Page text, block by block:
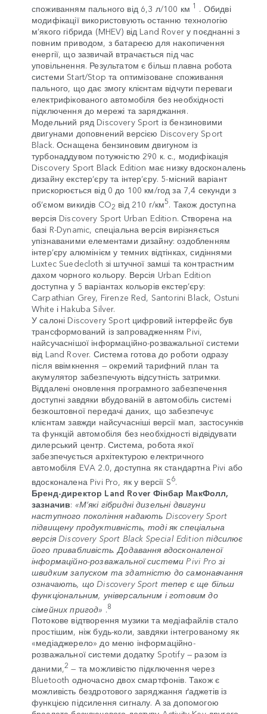
споживанням пального від 6,3 л/100 км 1 . Обидві
модифікації використовують останню технологію
м’якого гібрида (MHEV) від Land Rover у поєднанні з
повним приводом, з батареєю для накопичення
енергії, що зазвичай втрачається під час
уповільнення. Результатом є більш плавна робота
системи Start/Stop та оптимізоване споживання
пального, що дає змогу клієнтам відчути переваги
електрифікованого автомобіля без необхідності
підключення до мережі та заряджання.
Модельний ряд Discovery Sport із бензиновими
двигунами доповнений версією Discovery Sport
Black. Оснащена бензиновим двигуном із
турбонаддувом потужністю 290 к. с., модифікація
Discovery Sport Black Edition має низку вдосконалень
дизайну екстер’єру та інтер’єру. 5-місний варіант
прискорюється від 0 до 100 км/год за 7,4 секунди з
об’ємом викидів CO2 від 210 г/км5. Також доступна
версія Discovery Sport Urban Edition. Створена на
базі R-Dynamic, спеціальна версія вирізняється
упізнаваними елементами дизайну: оздобленням
інтер’єру алюмінієм у темних відтінках, сидіннями
Luxtec Suedecloth зі штучної замші та контрастним
дахом чорного кольору. Версія Urban Edition
доступна у 5 варіантах кольорів екстер’єру:
Carpathian Grey, Firenze Red, Santorini Black, Ostuni
White і Hakuba Silver.
У салоні Discovery Sport цифровий інтерфейс був
трансформований із запровадженням Pivi,
найсучаснішої інформаційно-розважальної системи
від Land Rover. Система готова до роботи одразу
після ввімкнення — окремий тарифний план та
акумулятор забезпечують відсутність затримки.
Віддалені оновлення програмного забезпечення
доступні завдяки вбудованій в автомобіль системі
безкоштовної передачі даних, що забезпечує
клієнтам завжди найсучасніші версії мап, застосунків
та функцій автомобіля без необхідності відвідувати
дилерський центр. Система, робота якої
забезпечується архітектурою електричного
автомобіля EVA 2.0, доступна як стандартна Pivi або
вдосконалена Pivi Pro, як у версії S6.
Бренд-директор Land Rover Фінбар МакФолл,
зазначив: «М’які гібридні дизельні двигуни
наступного покоління надають Discovery Sport
підвищену продуктивність, тоді як спеціальна
версія Discovery Sport Black Special Edition підсилює
його привабливість. Додавання вдосконаленої
інформаційно-розважальної системи Pivi Pro зі
швидким запуском та здатністю до самонавчання
означають, що Discovery Sport тепер є ще більш
функціональним, універсальним і готовим до
сімейних пригод» .8
Потокове відтворення музики та медіафайлів стало
простішим, ніж будь-коли, завдяки інтегрованому як
«медіаджерело» до меню інформаційно-
розважальної системи додатку Spotify — разом із
даними,2 — та можливістю підключення через
Bluetooth одночасно двох смартфонів. Також є
можливість бездротового заряджання ґаджетів із
функцією підсилення сигналу. А за допомогою